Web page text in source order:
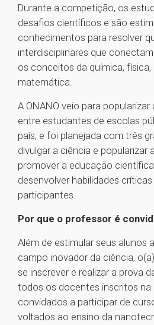
Durante a competição, os
desafios científicos e são
conhecimentos para resolver
interdisciplinares que
os conceitos da química, física,
matemática.
A ONANO veio para
entre estudantes de escolas
país, e foi planejada com três
divulgar a ciência e popularizar
promover a educação
desenvolver habilidades
participantes.
Por que o professor é
Além de estimular seus alunos
campo inovador da ciência,
se inscrever e realizar a prova
todos os docentes inscritos na
convidados a participar de
voltados ao ensino da